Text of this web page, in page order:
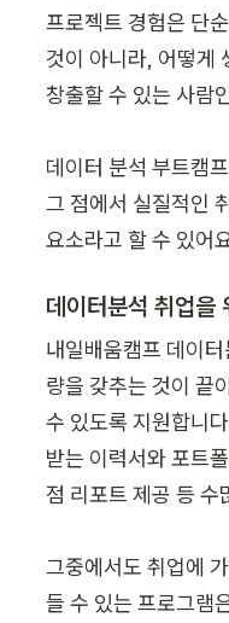
프로젝트 경험은 단
것이 아니라, 어떻게
창출할 수 있는 사람
데이터 분석 부트캠
그 점에서 실질적인
요소라고 할 수 있어
데이터분석 취업을
내일배움캠프 데이
량을 갖추는 것이 끝
수 있도록 지원합니
받는 이력서와 포트
점 리포트 제공 등 수
그중에서도 취업에
들 수 있는 프로그램